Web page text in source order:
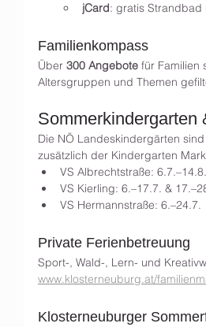
jCard: gratis Strandbad
Familienkompass
Über 300 Angebote für Familien
Altersgruppen und Themen
Sommerkindergarten
Die NÖ Landeskindergärten
zusätzlich der Kindergarten
VS Albrechtstraße:
VS Kierling: 6.–17.7. &
VS Hermannstraße: 6.–24.7.
Private Ferienbetreuung
Sport-, Wald-, Lern- und
www.klosterneuburg.at/
Klosterneuburger